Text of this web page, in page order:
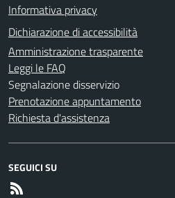
Informativa privacy
Dichiarazione di accessibilità
Amministrazione trasparente
Leggi le FAQ
Segnalazione disservizio
Prenotazione appuntamento
Richiesta d'assistenza
SEGUICI SU